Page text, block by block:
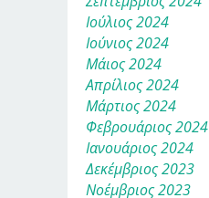
Ιούλιος 2024
Ιούνιος 2024
Μάιος 2024
Απρίλιος 2024
Μάρτιος 2024
Φεβρουάριος 2024
Ιανουάριος 2024
Δεκέμβριος 2023
Νοέμβριος 2023